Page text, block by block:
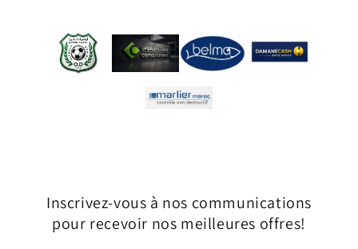
Inscrivez-vous à nos communications
pour recevoir nos meilleures offres!